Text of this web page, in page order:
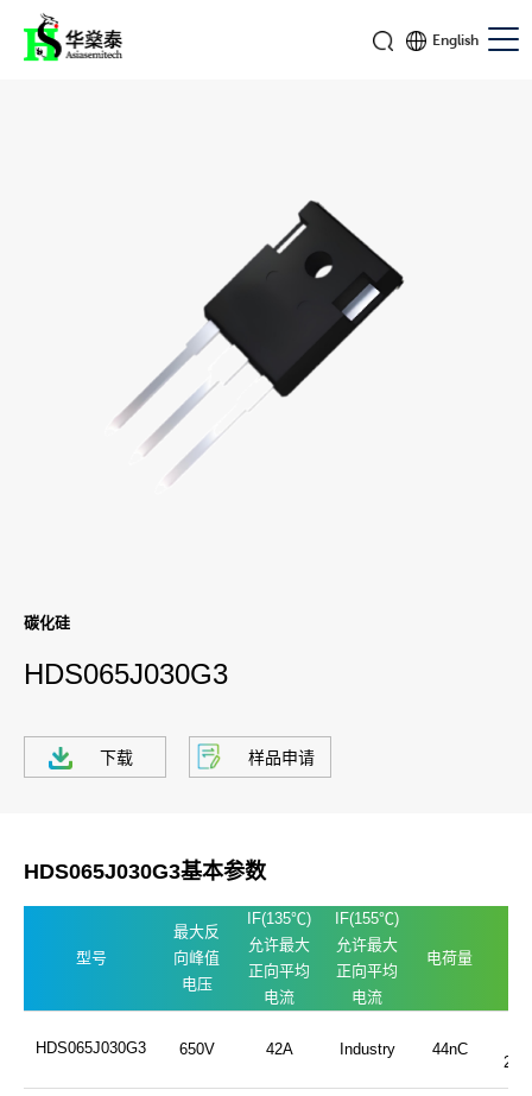
English
碳化硅
HDS065J030G3
下载 样品申请
HDS065J030G3基本参数
型号
最大反
向峰值
电压
IF(135℃)
允许最大
正向平均
电流
IF(155℃)
允许最大
正向平均
电流
电荷量
HDS065J030G3 650V 42A Industry 44nC